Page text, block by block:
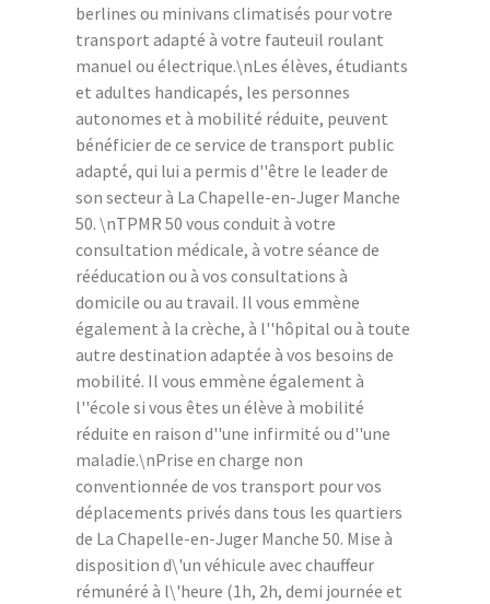
berlines ou minivans climatisés pour votre
transport adapté à votre fauteuil roulant
manuel ou électrique.\nLes élèves, étudiants
et adultes handicapés, les personnes
autonomes et à mobilité réduite, peuvent
bénéficier de ce service de transport public
adapté, qui lui a permis d''être le leader de
son secteur à La Chapelle-en-Juger Manche
50. \nTPMR 50 vous conduit à votre
consultation médicale, à votre séance de
rééducation ou à vos consultations à
domicile ou au travail. Il vous emmène
également à la crèche, à l''hôpital ou à toute
autre destination adaptée à vos besoins de
mobilité. Il vous emmène également à
l''école si vous êtes un élève à mobilité
réduite en raison d''une infirmité ou d''une
maladie.\nPrise en charge non
conventionnée de vos transport pour vos
déplacements privés dans tous les quartiers
de La Chapelle-en-Juger Manche 50. Mise à
disposition d\'un véhicule avec chauffeur
rémunéré à l\'heure (1h, 2h, demi journée et